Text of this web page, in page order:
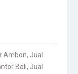
Ambon, Jual
Bali, Jual